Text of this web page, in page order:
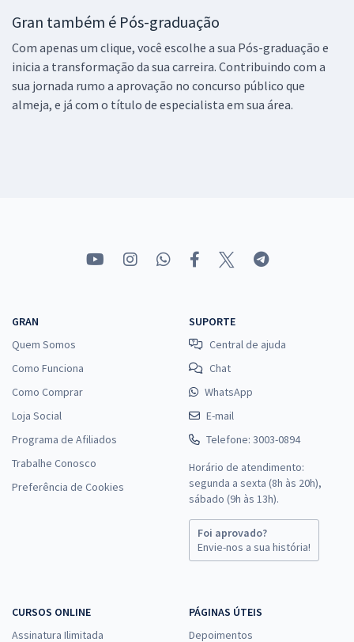
Gran também é Pós-graduação
Com apenas um clique, você escolhe a sua Pós-graduação e
inicia a transformação da sua carreira. Contribuindo com a
sua jornada rumo a aprovação no concurso público que
almeja, e já com o título de especialista em sua área.
GRAN
Quem Somos
Como Funciona
Como Comprar
Loja Social
Programa de Afiliados
Trabalhe Conosco
Preferência de Cookies
SUPORTE
Central de ajuda
Chat
WhatsApp
E-mail
Telefone: 3003-0894
Horário de atendimento:
segunda a sexta (8h às 20h),
sábado (9h às 13h).
Foi aprovado?
Envie-nos a sua história!
CURSOS ONLINE
Assinatura Ilimitada
PÁGINAS ÚTEIS
Depoimentos